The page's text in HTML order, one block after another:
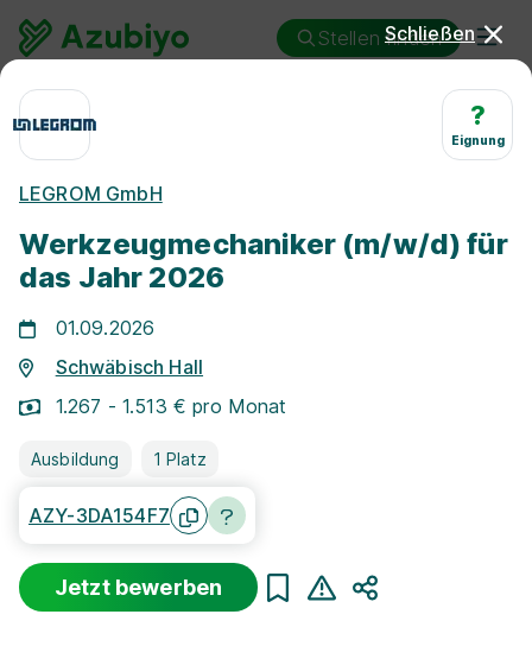
Stellen finden
Ausbildung Werkzeugmechaniker/in
Werkzeugmechaniker/in
Schwäbisch Hall
Freie Stellen finden
Schließen
?
Eignung
LEGROM GmbH
Werkzeugmechaniker (m/w/d) für
das Jahr 2026
01.09.2026
Schwäbisch Hall
1.267 - 1.513 € pro Monat
Ausbildung 1 Platz
AZY-3DA154F7
Jetzt bewerben